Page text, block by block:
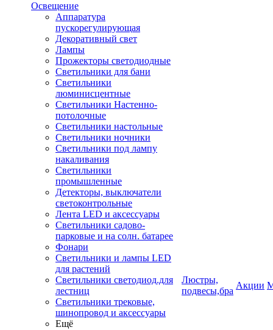
Освещение
Аппаратура
пускорегулирующая
Декоративный свет
Лампы
Прожекторы светодиодные
Светильники для бани
Светильники
люминисцентные
Светильники Настенно-
потолочные
Светильники настольные
Светильники ночники
Светильники под лампу
накаливания
Светильники
промышленные
Детекторы, выключатели
светоконтрольные
Лента LED и аксессуары
Светильники садово-
парковые и на солн. батарее
Фонари
Светильники и лампы LED
для растений
Светильники светодиод.для
лестниц
Светильники трековые,
шинопровод и аксессуары
Ещё
Люстры,
подвесы,бра
Акции